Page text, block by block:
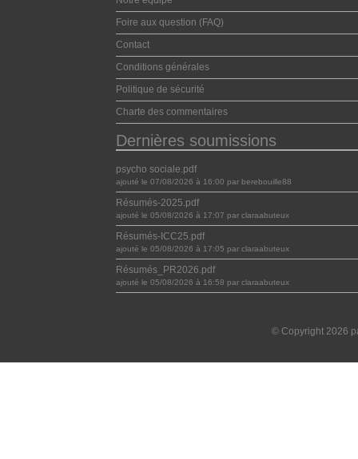
Foire aux question (FAQ)
Contact
Conditions générales
Politique de sécurité
Charte des commentaires
Dernières soumissions
psycho sociale.pdf
ajouté le 07/08/2026 à 16:00 par berebouille88
Résumés-2025.pdf
ajouté le 05/08/2026 à 17:07 par claraabuteux
Résumés-ICC25.pdf
ajouté le 05/08/2026 à 17:05 par claraabuteux
Résumés_PR2026.pdf
ajouté le 05/08/2026 à 16:58 par claraabuteux
© Copyright 2026